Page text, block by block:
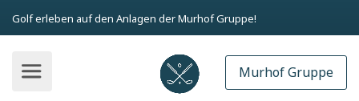
Golf erleben auf den Anlagen der Murhof Gruppe!
Murhof Gruppe